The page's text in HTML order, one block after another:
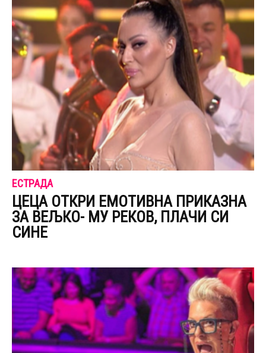
ЕСТРАДА
ЦЕЦА ОТКРИ ЕМОТИВНА ПРИКАЗНА
ЗА ВЕЉКО- МУ PЕКОВ, ПЛАЧИ СИ
СИНЕ